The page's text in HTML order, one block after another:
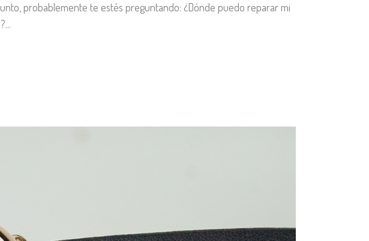
probablemente te estés preguntando: ¿Dónde puedo reparar mi